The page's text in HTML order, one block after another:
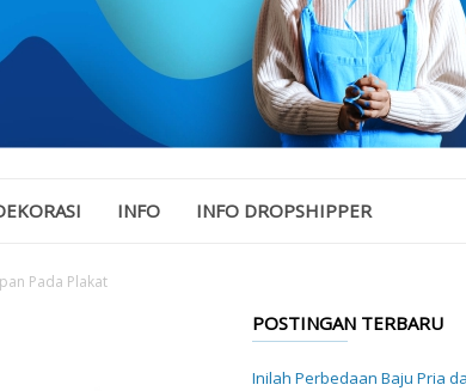
INFO INFO DROPSHIPPER
Pada Plakat
POSTINGAN TERBARU
Inilah Perbedaan Baju Pria